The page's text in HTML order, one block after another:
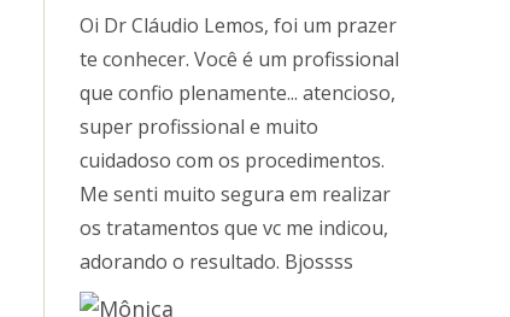
Oi Dr Cláudio Lemos, foi um prazer
te conhecer. Você é um profissional
que confio plenamente... atencioso,
super profissional e muito
cuidadoso com os procedimentos.
Me senti muito segura em realizar
os tratamentos que vc me indicou,
adorando o resultado. Bjossss